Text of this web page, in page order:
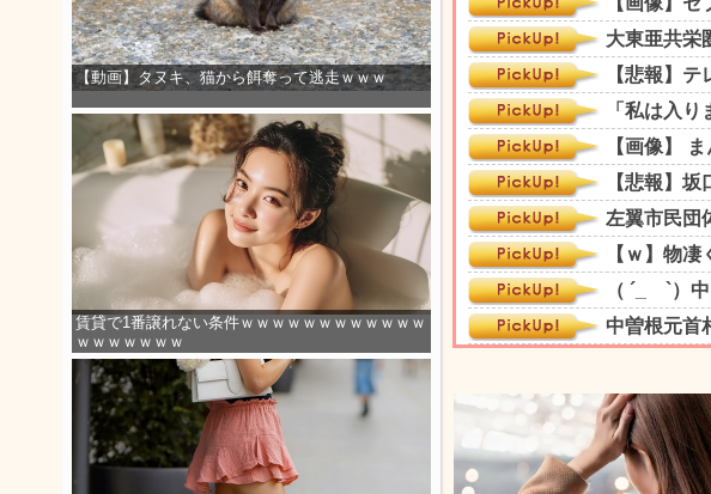
【動画】タヌキ、猫から餌奪って逃走ｗｗｗ
賃貸で1番譲れない条件ｗｗｗｗｗｗｗｗｗｗｗｗ
ｗｗｗｗｗｗｗ